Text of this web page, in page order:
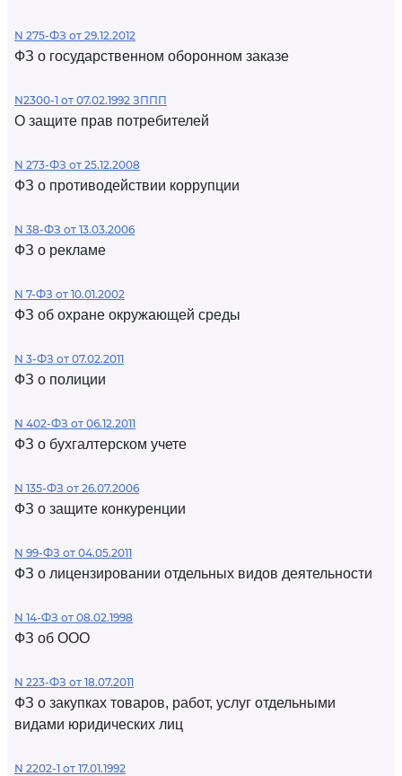
N 275-ФЗ от 29.12.2012
ФЗ о государственном оборонном заказе
N2300-1 от 07.02.1992 ЗППП
О защите прав потребителей
N 273-ФЗ от 25.12.2008
ФЗ о противодействии коррупции
N 38-ФЗ от 13.03.2006
ФЗ о рекламе
N 7-ФЗ от 10.01.2002
ФЗ об охране окружающей среды
N 3-ФЗ от 07.02.2011
ФЗ о полиции
N 402-ФЗ от 06.12.2011
ФЗ о бухгалтерском учете
N 135-ФЗ от 26.07.2006
ФЗ о защите конкуренции
N 99-ФЗ от 04.05.2011
ФЗ о лицензировании отдельных видов деятельности
N 14-ФЗ от 08.02.1998
ФЗ об ООО
N 223-ФЗ от 18.07.2011
ФЗ о закупках товаров, работ, услуг отдельными
видами юридических лиц
N 2202-1 от 17.01.1992